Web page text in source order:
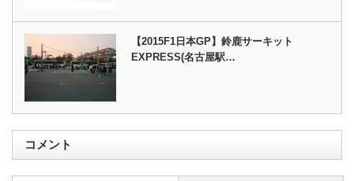
【2015F1日本GP】鈴鹿サーキット
EXPRESS(名古屋駅…
コメント